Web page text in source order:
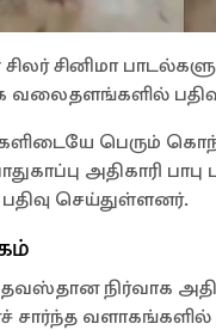
சினிமா
வலைதளங்களில்
பெரும்
அதிகாரி
செய்துள்ளனர்.
நிர்வாக
சார்ந்த